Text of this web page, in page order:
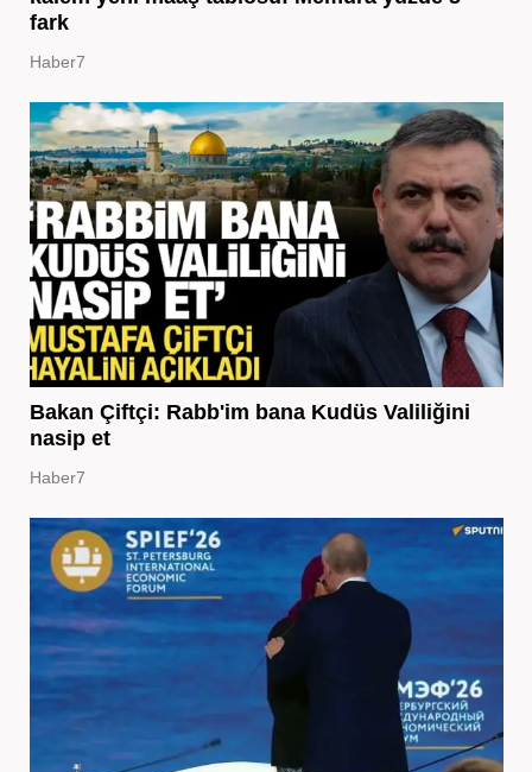
fark
Haber7
Bakan Çiftçi: Rabb'im bana Kudüs Valiliğini
nasip et
Haber7